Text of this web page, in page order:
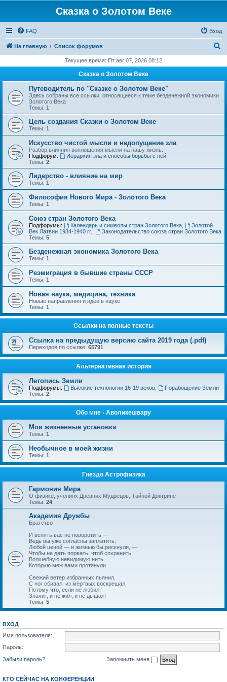
Сказка о Золотом Веке
FAQ Вход
На главную Список форумов
с
Текущее время: Пт авг 07, 2026 08:12
Сказка о Золотом Веке
Путеводитель по "Сказке о Золотом Веке"
Здесь собраны все ссылки, относящиеся к теме безденежной экономики
Золотого Века
Темы: 1
Цель создания Сказки о Золотом Веке
Темы: 1
Искусство чистой мысли и недопущение зла
Разбор влияния воплощения мысли на нашу жизнь.
Подфорум:
Иерархия зла и способы борьбы с ней
Темы: 2
Лидерство - влияние на мир
Темы: 1
Философия Нового Мира - Золотого Века
Темы: 1
Cоюз стран Золотого Века
Подфорумы: Календарь и символы стран Золотого Века,
Золотой
Век Латвии 1934-1940 гг.
Законодательство союза стран Золотого Века
Темы: 5
Безденежная экономика Золотого Века
Темы: 1
Реэмиграция в бывшие страны СССР
Темы: 1
Новая наука, медицина, техника
Новые направления и идеи в науке
Темы: 1
Ссылки на полные тексты
Ссылка на предыдущую версию сайта 2019 года (.pdf)
Переходов по ссылке: 65791
Альтернативная история
Летопись Земли
Подфорумы: Высокие технологии 16-19 веков,
Порабощение Земли
Темы: 2
Обо мне - Аволикешвару
Мои жизненные установки
Темы: 1
Необычное в моей жизни
Темы: 1
Гнездо Астрофизика
Гармония Мира
О физике, учениях Древних Мудрецов, Тайной Доктрине
Темы: 24
Академия Дружбы
Братство
И вспять вас не поворотить —
Ведь вы уже согласны заплатить:
Любой ценой — и жизнью бы рискнули, —
Чтобы не дать порвать, чтоб сохранить
Волшебную невидимую нить,
Которую меж вами протянули...
Свежий ветер избранных пьянил,
С ног сбивал, из мёртвых воскрешал,
Потому что, если не любил,
Значит, и не жил, и не дышал!
Темы: 5
ВХОД
Имя пользователя:
Пароль:
Забыли пароль?
Запомнить меня
КТО СЕЙЧАС НА КОНФЕРЕНЦИИ